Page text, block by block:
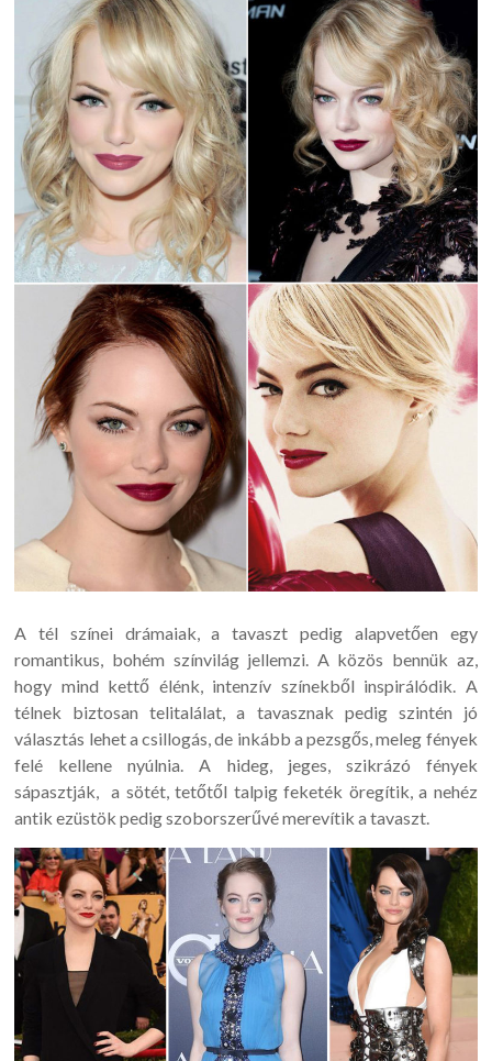
A tél színei drámaiak, a tavaszt pedig alapvetően egy
romantikus, bohém színvilág jellemzi. A közös bennük az,
hogy mind kettő élénk, intenzív színekből inspirálódik. A
télnek biztosan telitalálat, a tavasznak pedig szintén jó
választás lehet a csillogás, de inkább a pezsgős, meleg fények
felé kellene nyúlnia. A hideg, jeges, szikrázó fények
sápasztják, a sötét, tetőtől talpig feketék öregítik, a nehéz
antik ezüstök pedig szoborszerűvé merevítik a tavaszt.